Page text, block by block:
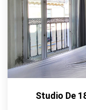
Studio De